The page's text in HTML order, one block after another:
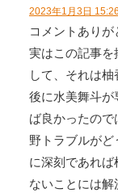
2023年1月3日 15:26
コメントあり
実はこの記事を
して、それは
後に水美舞斗が
ば良かったの
野トラブルが
に深刻であれば
ないことには